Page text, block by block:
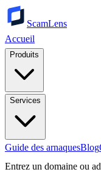
ScamLens
Accueil
Produits
Services
Guide des arnaquesBlog
Entrez un domaine ou